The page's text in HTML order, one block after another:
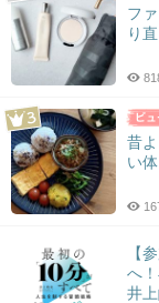
フ
り
昔
い
【
へ
井